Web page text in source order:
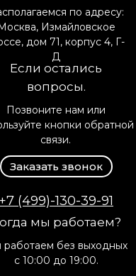
мы работаем?
Если остались
вопросы.
по адресу:
Москва, Измайловское
дом 71, корпус 4, Г-
Д
без выходных
с 10:00 до 19:00.
Позвоните нам или
кнопки обратной
связи.
+7 (499)-130-39-91
Заказать звонок